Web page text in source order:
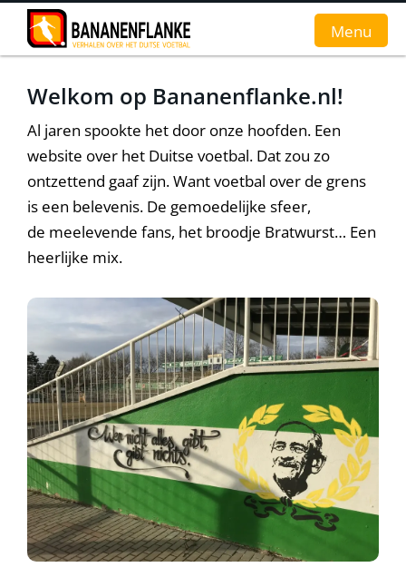
Home
Nieuws
Interviews
Groundhopverhalen
De fans
Achtergrond
Menu
Welkom op Bananenflanke.nl!
Al jaren spookte het door onze hoofden. Een
website over het Duitse voetbal. Dat zou zo
ontzettend gaaf zijn. Want voetbal over de grens
is een belevenis. De gemoedelijke sfeer,
de meelevende fans, het broodje Bratwurst… Een
heerlijke mix.